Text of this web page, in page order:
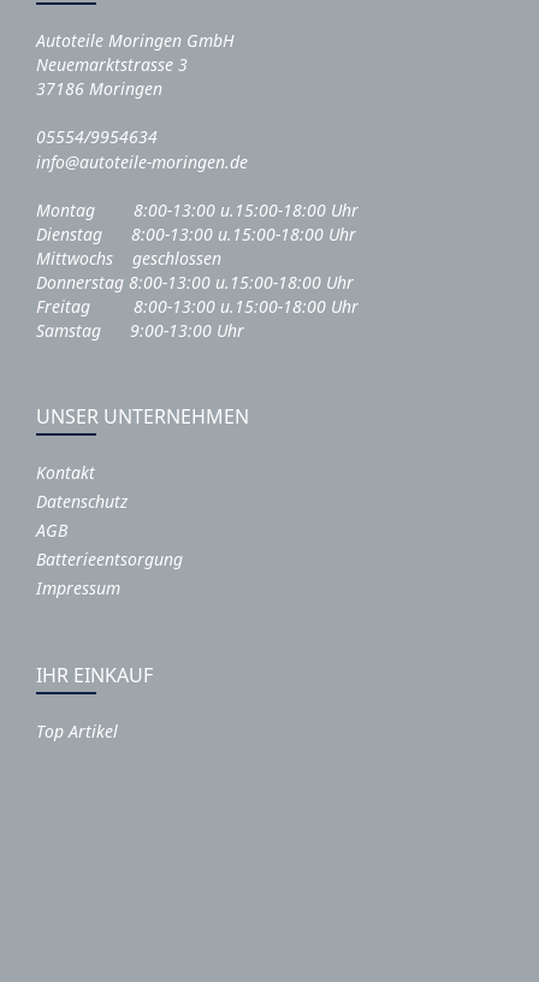
Autoteile Moringen GmbH
Neuemarktstrasse 3
37186 Moringen
05554/9954634
info@autoteile-moringen.de
Montag 8:00-13:00 u.15:00-18:00 Uhr
Dienstag 8:00-13:00 u.15:00-18:00 Uhr
Mittwochs geschlossen
Donnerstag 8:00-13:00 u.15:00-18:00 Uhr
Freitag 8:00-13:00 u.15:00-18:00 Uhr
Samstag 9:00-13:00 Uhr
UNSER UNTERNEHMEN
Kontakt
Datenschutz
AGB
Batterieentsorgung
Impressum
IHR EINKAUF
Top Artikel